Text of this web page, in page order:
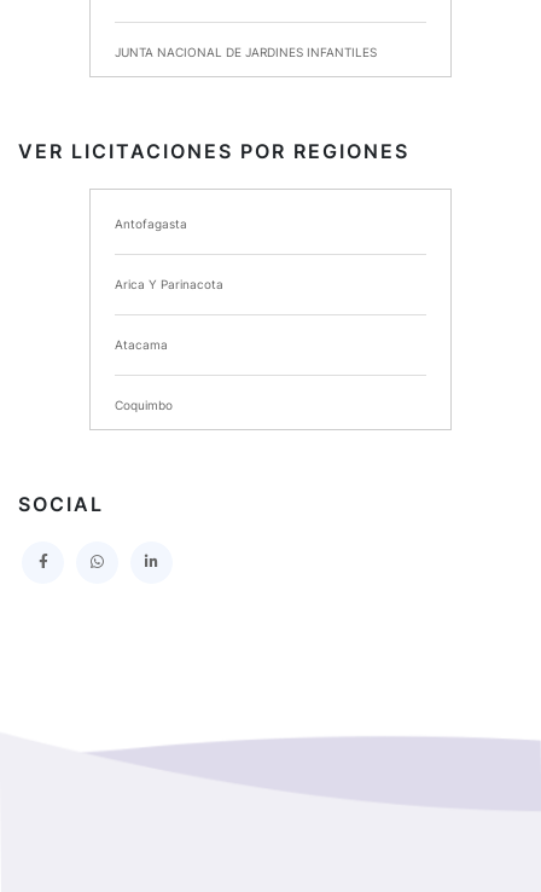
JUNTA NACIONAL DE JARDINES INFANTILES
I MUNICIPALIDAD DE CHIMBARONGO
INSTITUTO NACIONAL DE DEPORTES DE CHILE
SERVICIO DE SALUD DEL MAULE HOSPITAL DE
TALCA
I MUNICIPALIDAD DE PROVIDENCIA
SERVICIO DE SALUD TALCAHUANO HOSPITAL DE
GOBERNACION PROVINCIAL DE TALCA
VER LICITACIONES POR REGIONES
Antofagasta
Arica Y Parinacota
Atacama
Coquimbo
SOCIAL